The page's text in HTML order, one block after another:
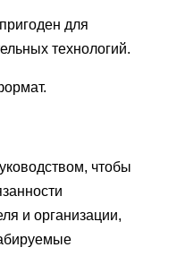
для
технологий.
чтобы
и организации,